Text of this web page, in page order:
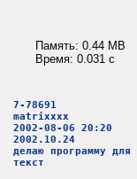
Память: 0.44 MB
Время: 0.031 c
7-78691
matrixxxx
2002-08-06 20:20
2002.10.24
делаю программу для
текст